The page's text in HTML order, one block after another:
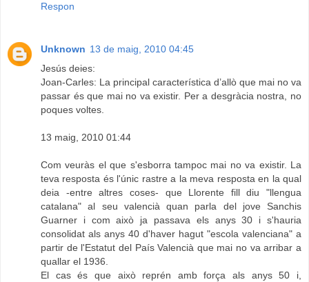
Respon
Unknown 13 de maig, 2010 04:45
Jesús deies:
Joan-Carles: La principal característica d’allò que mai no va
passar és que mai no va existir. Per a desgràcia nostra, no
poques voltes.
13 maig, 2010 01:44
Com veuràs el que s'esborra tampoc mai no va existir. La
teva resposta és l'únic rastre a la meva resposta en la qual
deia -entre altres coses- que Llorente fill diu "llengua
catalana" al seu valencià quan parla del jove Sanchis
Guarner i com això ja passava els anys 30 i s'hauria
consolidat als anys 40 d'haver hagut "escola valenciana" a
partir de l'Estatut del País Valencià que mai no va arribar a
quallar el 1936.
El cas és que això reprén amb força als anys 50 i,